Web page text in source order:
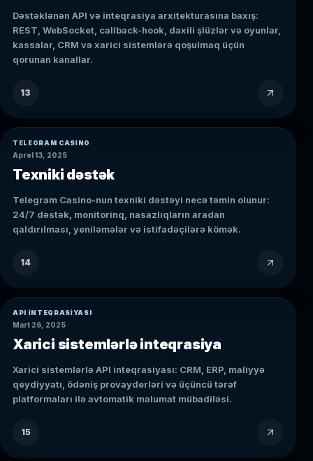
Dəstəklənən API və inteqrasiya arxitekturasına baxış:
REST, WebSocket, callback-hook, daxili şlüzlər və oyunlar,
kassalar, CRM və xarici sistemlərə qoşulmaq üçün
qorunan kanallar.
13
TELEGRAM CASINO
Aprel 13, 2025
Texniki dəstək
Telegram Casino-nun texniki dəstəyi necə təmin olunur:
24/7 dəstək, monitorinq, nasazlıqların aradan
qaldırılması, yeniləmələr və istifadəçilərə kömək.
14
API INTEQRASIYASI
Mart 26, 2025
Xarici sistemlərlə inteqrasiya
Xarici sistemlərlə API inteqrasiyası: CRM, ERP, maliyyə
qeydiyyatı, ödəniş provayderləri və üçüncü tərəf
platformaları ilə avtomatik məlumat mübadiləsi.
15